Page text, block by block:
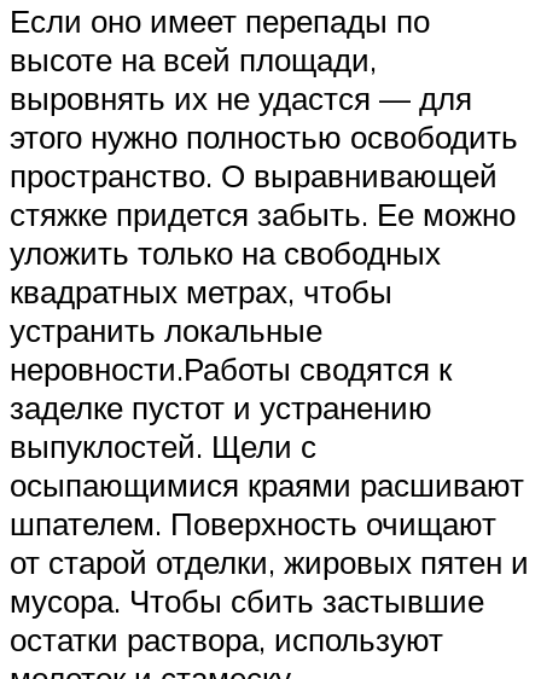
Если оно имеет перепады по
высоте на всей площади,
выровнять их не удастся — для
этого нужно полностью освободить
пространство. О выравнивающей
стяжке придется забыть. Ее можно
уложить только на свободных
квадратных метрах, чтобы
устранить локальные
неровности.Работы сводятся к
заделке пустот и устранению
выпуклостей. Щели с
осыпающимися краями расшивают
шпателем. Поверхность очищают
от старой отделки, жировых пятен и
мусора. Чтобы сбить застывшие
остатки раствора, используют